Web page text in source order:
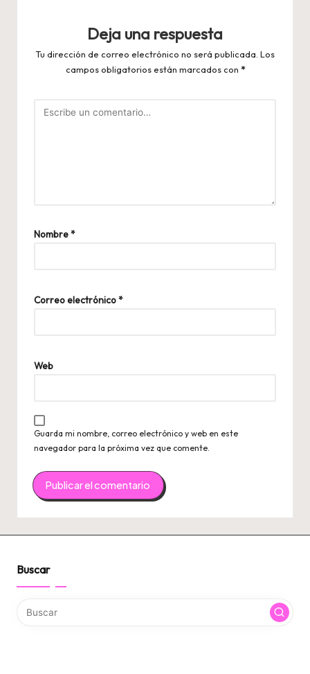
Deja una respuesta
Tu dirección de correo electrónico no será publicada. Los
campos obligatorios están marcados con *
Nombre*
Correo electrónico*
Web
Guarda mi nombre, correo electrónico y web en este
navegador para la próxima vez que comente.
Buscar